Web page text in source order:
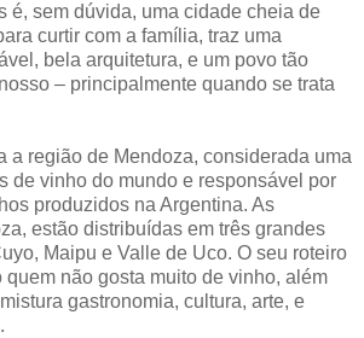
é, sem dúvida, uma cidade cheia de
curtir com a família, traz uma
bela arquitetura, e um povo tão
– principalmente quando se trata
a região de Mendoza, considerada uma
de vinho do mundo e responsável por
produzidos na Argentina. As
estão distribuídas em três grandes
Maipu e Valle de Uco. O seu roteiro
quem não gosta muito de vinho, além
gastronomia, cultura, arte, e